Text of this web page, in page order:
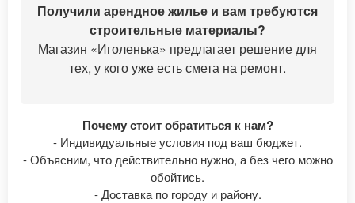
Получили арендное жилье и вам требуются
строительные материалы?
Магазин «Иголенька» предлагает решение для
тех, у кого уже есть смета на ремонт.
Почему стоит обратиться к нам?
- Индивидуальные условия под ваш бюджет.
- Объясним, что действительно нужно, а без чего можно
обойтись.
- Доставка по городу и району.